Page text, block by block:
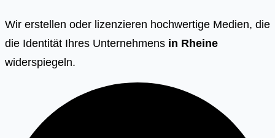
Wir erstellen oder lizenzieren hochwertige Medien, die
die Identität Ihres Unternehmens in Rheine
widerspiegeln.